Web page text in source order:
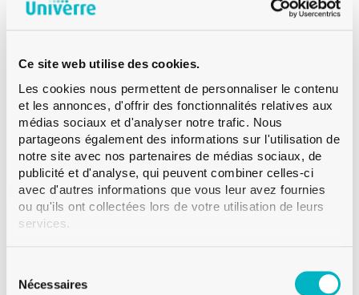
Ce site web utilise des cookies.
Les cookies nous permettent de personnaliser le contenu
et les annonces, d'offrir des fonctionnalités relatives aux
médias sociaux et d'analyser notre trafic. Nous
partageons également des informations sur l'utilisation de
notre site avec nos partenaires de médias sociaux, de
publicité et d'analyse, qui peuvent combiner celles-ci
avec d'autres informations que vous leur avez fournies
ou qu'ils ont collectées lors de votre utilisation de leurs
services.
Nécessaires
Couleur
Poids
8 g
Hauteur
9.6 mm
Diametre
66.5 mm
Paletisation
CFF 32’700
Ajouter l'échantillon
Disponible